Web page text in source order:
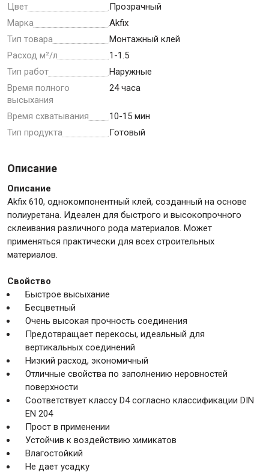
Цвет
Прозрачный
Марка
Akfix
Тип товара
Монтажный клей
Расход м²/л
1-1.5
Тип работ
Наружные
Время полного
высыхания
24 часа
Время схватывания
10-15 мин
Тип продукта
Готовый
Описание
Описание
Akfix 610, однокомпонентный клей, созданный на основе
полиуретана. Идеален для быстрого и высокопрочного
склеивания различного рода материалов. Может
применяться практически для всех строительных
материалов.
Свойство
Быстрое высыхание
Бесцветный
Очень высокая прочность соединения
Предотвращает перекосы, идеальный для
вертикальных соединений
Низкий расход, экономичный
Отличные свойства по заполнению неровностей
поверхности
Соответствует классу D4 согласно классификации DIN
EN 204
Прост в применении
Устойчив к воздействию химикатов
Влагостойкий
Не дает усадку
Специализированный инструмент
Пистолеты для ремонта
Инструмент для штукатурно-отделочных работ
Ещё 2
Сантехника
Анкеры
Монтажные ленты
Всё для дома и сада
Товары для бани и сауны
Оборудование для клининга и уборки